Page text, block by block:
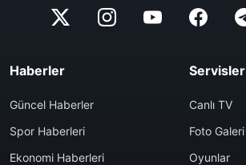
Haberler
Güncel Haberler
Spor Haberleri
Ekonomi Haberleri
Servisler
Canlı TV
Foto Galeri
Oyunlar